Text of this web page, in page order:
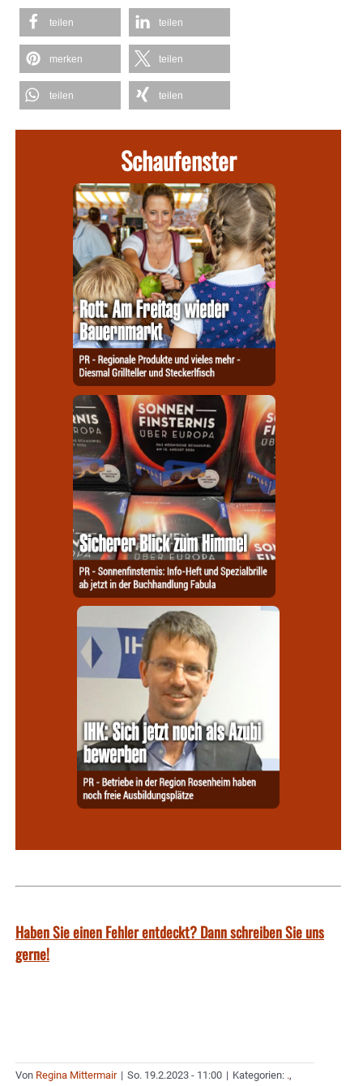
teilen teilen
merken teilen
teilen teilen
Schaufenster
Haben Sie einen Fehler entdeckt? Dann schreiben Sie uns
gerne!
Von Regina Mittermair | So. 19.2.2023 - 11:00 | Kategorien: .,